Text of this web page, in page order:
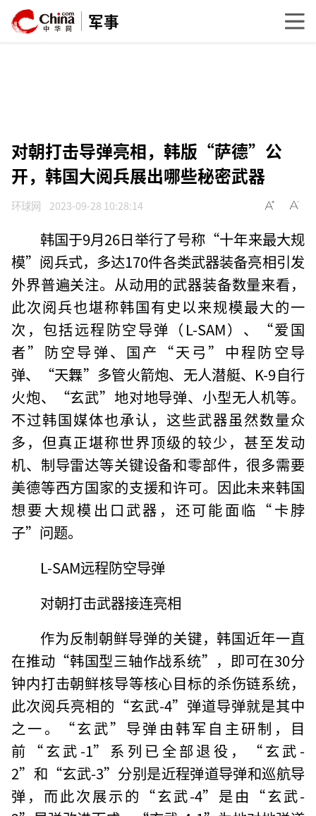
军事
对朝打击导弹亮相，韩版“萨德”公
开，韩国大阅兵展出哪些秘密武器
环球网 2023-09-28 10:28:14
韩国于9月26日举行了号称“十年来最大规
模”阅兵式，多达170件各类武器装备亮相引发
外界普遍关注。从动用的武器装备数量来看，
此次阅兵也堪称韩国有史以来规模最大的一
次，包括远程防空导弹（L-SAM）、“爱国
者”防空导弹、国产“天弓”中程防空导
弹、“天橆”多管火箭炮、无人潜艇、K-9自行
火炮、“玄武”地对地导弹、小型无人机等。
不过韩国媒体也承认，这些武器虽然数量众
多，但真正堪称世界顶级的较少，甚至发动
机、制导雷达等关键设备和零部件，很多需要
美德等西方国家的支援和许可。因此未来韩国
想要大规模出口武器，还可能面临“卡脖
子”问题。
L-SAM远程防空导弹
对朝打击武器接连亮相
作为反制朝鲜导弹的关键，韩国近年一直
在推动“韩国型三轴作战系统”，即可在30分
钟内打击朝鲜核导等核心目标的杀伤链系统，
此次阅兵亮相的“玄武-4”弹道导弹就是其中
之一。“玄武”导弹由韩军自主研制，目
前“玄武-1”系列已全部退役，“玄武-
2”和“玄武-3”分别是近程弹道导弹和巡航导
弹，而此次展示的“玄武-4”是由“玄武-